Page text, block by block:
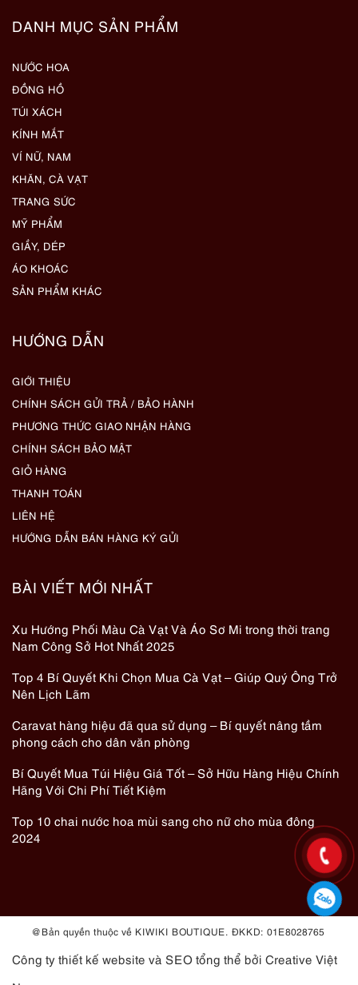
DANH MỤC SẢN PHẨM
NƯỚC HOA
ĐỒNG HỒ
TÚI XÁCH
KÍNH MẮT
VÍ NỮ, NAM
KHĂN, CÀ VẠT
TRANG SỨC
MỸ PHẨM
GIẦY, DÉP
ÁO KHOÁC
SẢN PHẨM KHÁC
HƯỚNG DẪN
GIỚI THIỆU
CHÍNH SÁCH GỬI TRẢ / BẢO HÀNH
PHƯƠNG THỨC GIAO NHẬN HÀNG
CHÍNH SÁCH BẢO MẬT
GIỎ HÀNG
THANH TOÁN
LIÊN HỆ
HƯỚNG DẪN BÁN HÀNG KÝ GỬI
BÀI VIẾT MỚI NHẤT
Xu Hướng Phối Màu Cà Vạt Và Áo Sơ Mi trong thời trang
Nam Công Sở Hot Nhất 2025
Top 4 Bí Quyết Khi Chọn Mua Cà Vạt – Giúp Quý Ông Trở
Nên Lịch Lãm
Caravat hàng hiệu đã qua sử dụng – Bí quyết nâng tầm
phong cách cho dân văn phòng
Bí Quyết Mua Túi Hiệu Giá Tốt – Sở Hữu Hàng Hiệu Chính
Hãng Với Chi Phí Tiết Kiệm
Top 10 chai nước hoa mùi sang cho nữ cho mùa đông
2024
@ Bản quyền thuộc về KIWIKI BOUTIQUE. ĐKKD: 01E8028765
Công ty thiết kế website và SEO tổng thể bởi Creative Việt